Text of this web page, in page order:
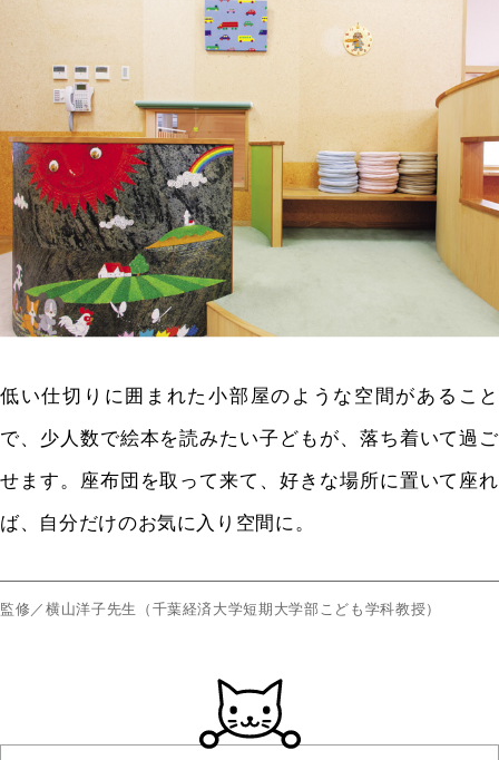
低い仕切りに囲まれた小部屋のような空間があること
で、少人数で絵本を読みたい子どもが、落ち着いて過ご
せます。座布団を取って来て、好きな場所に置いて座れ
ば、自分だけのお気に入り空間に。
監修／横山洋子先生（千葉経済大学短期大学部こども学科教授）